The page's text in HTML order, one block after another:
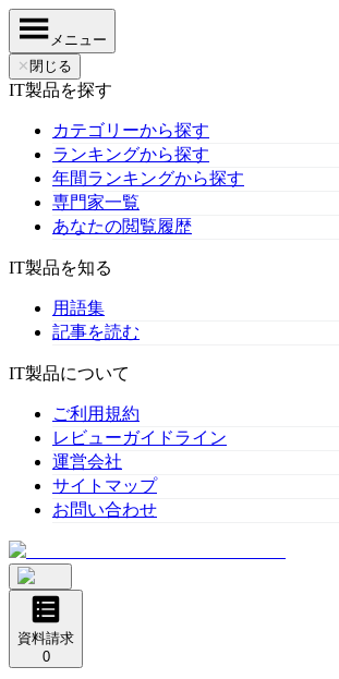
メニュー
✕ 閉じる
IT製品を探す
カテゴリーから探す
ランキングから探す
年間ランキングから探す
専門家一覧
あなたの閲覧履歴
IT製品を知る
用語集
記事を読む
IT製品について
ご利用規約
レビューガイドライン
運営会社
サイトマップ
お問い合わせ
資料請求
0